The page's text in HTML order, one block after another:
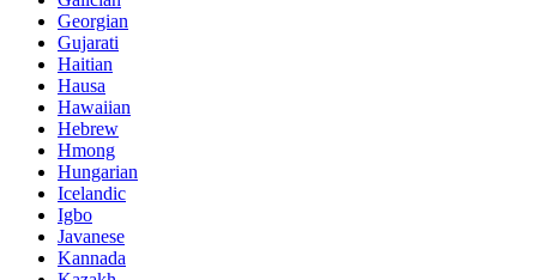
Georgian
Gujarati
Haitian
Hausa
Hawaiian
Hebrew
Hmong
Hungarian
Icelandic
Igbo
Javanese
Kannada